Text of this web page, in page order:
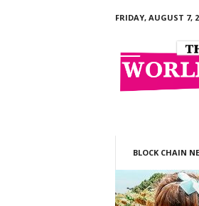
FRIDAY, AUGUST 7,
W
d
i
e
BLOCK CHAIN